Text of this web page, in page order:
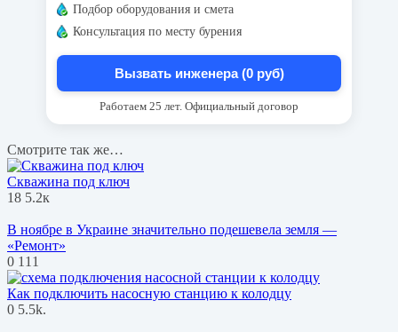
Подбор оборудования и смета
Консультация по месту бурения
Вызвать инженера (0 руб)
Работаем 25 лет. Официальный договор
Смотрите так же…
Скважина под ключ
18 5.2к
В ноябре в Украине значительно подешевела земля —
«Ремонт»
0 111
Как подключить насосную станцию к колодцу
0 5.5k.